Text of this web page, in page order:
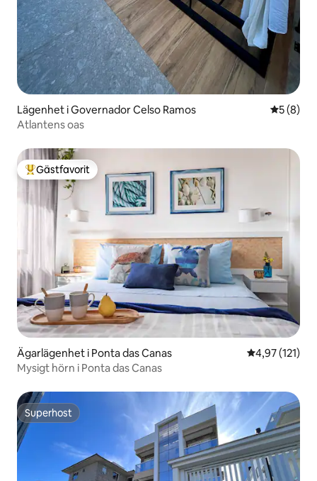
Lägenhet i Governador Celso Ramos 5 av 5 i
5 (8)
Atlantens oas
Populär gästfavorit
Gästfavorit
Ägarlägenhet i Ponta das Canas 4,97 av 5 i
4,97 (121)
Mysigt hörn i Ponta das Canas
Superhost
Superhost